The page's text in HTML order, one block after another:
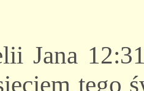
Jana
tego